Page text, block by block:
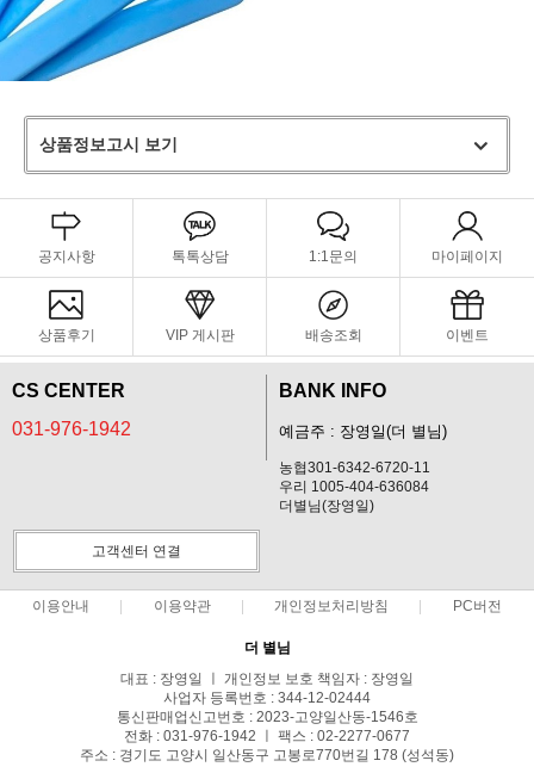
상품정보고시 보기
공지사항 톡톡상담 1:1문의 마이페이지
상품후기 VIP 게시판 배송조회 이벤트
CS CENTER
031-976-1942
BANK INFO
예금주 : 장영일(더 별님)
농협301-6342-6720-11
우리 1005-404-636084
더별님(장영일)
고객센터 연결
이용안내 이용약관 개인정보처리방침 PC버전
더 별님
대표 : 장영일 ㅣ 개인정보 보호 책임자 : 장영일
사업자 등록번호 : 344-12-02444
통신판매업신고번호 : 2023-고양일산동-1546호
전화 : 031-976-1942 ㅣ 팩스 : 02-2277-0677
주소 : 경기도 고양시 일산동구 고봉로770번길 178 (성석동)